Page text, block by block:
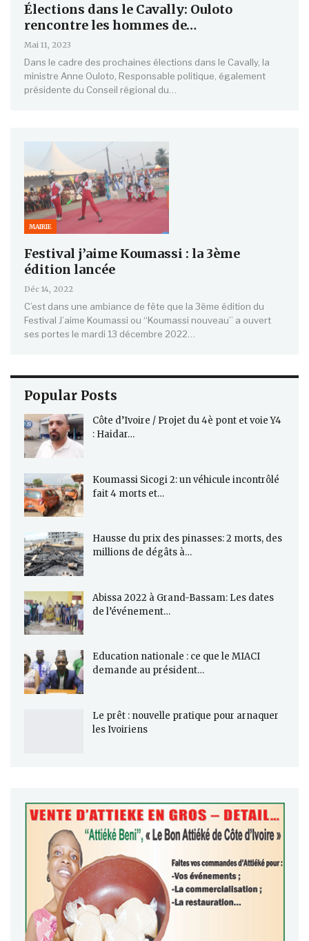
Élections dans le Cavally: Ouloto
rencontre les hommes de…
Mai 11, 2023
Dans le cadre des prochaines élections dans le Cavally, la
ministre Anne Ouloto, Responsable politique, également
présidente du Conseil régional du…
MAIRIE
Festival j’aime Koumassi : la 3ème
édition lancée
Déc 14, 2022
C’est dans une ambiance de fête que la 3ème édition du
Festival J’aime Koumassi ou ‘‘Koumassi nouveau’’ a ouvert
ses portes le mardi 13 décembre 2022…
Popular Posts
Côte d’Ivoire / Projet du 4è pont et voie Y4
: Haidar…
Koumassi Sicogi 2: un véhicule incontrôlé
fait 4 morts et…
Hausse du prix des pinasses: 2 morts, des
millions de dégâts à…
Abissa 2022 à Grand-Bassam: Les dates
de l’événement…
Education nationale : ce que le MIACI
demande au président…
Le prêt : nouvelle pratique pour arnaquer
les Ivoiriens